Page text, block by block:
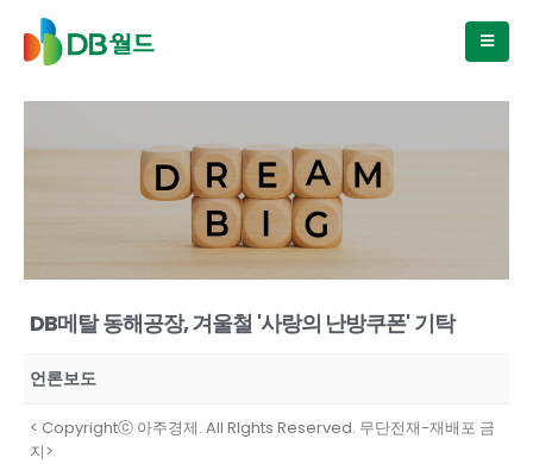
DB메탈 동해공장, 겨울철 '사랑의 난방쿠폰' 기탁
언론보도
< Copyrightⓒ 아주경제. All RIghts Reserved. 무단전재-재배포 금
지>